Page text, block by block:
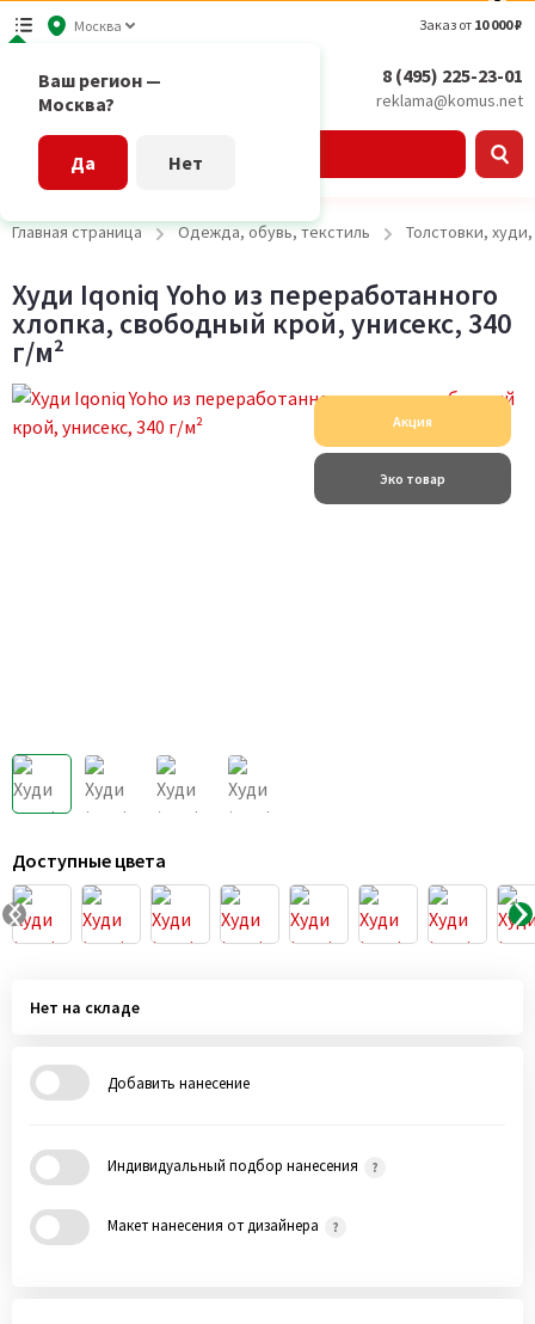
Москва
Ваш регион —
Москва?
Да Нет
Заказ от 10 000 ₽
8 (495) 225-23-01
reklama@komus.net
Главная страница Одежда, обувь, текстиль Толстовки,
Худи Iqoniq Yoho из переработанного
хлопка, свободный крой, унисекс, 340
г/м²
Акция
Эко товар
Доступные цвета
Нет на складе
Добавить нанесение
Индивидуальный подбор нанесения
Макет нанесения от дизайнера